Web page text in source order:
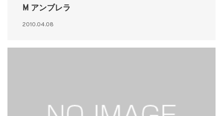
M アンブレラ
2010.04.08